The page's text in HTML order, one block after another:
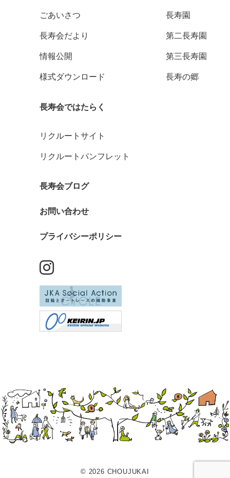
ごあいさつ
長寿会だより
情報公開
様式ダウンロード
長寿園
第二長寿園
第三長寿園
長寿の郷
長寿会ではたらく
リクルートサイト
リクルートパンフレット
長寿会ブログ
お問い合わせ
プライバシーポリシー
© 2026 CHOUJUKAI